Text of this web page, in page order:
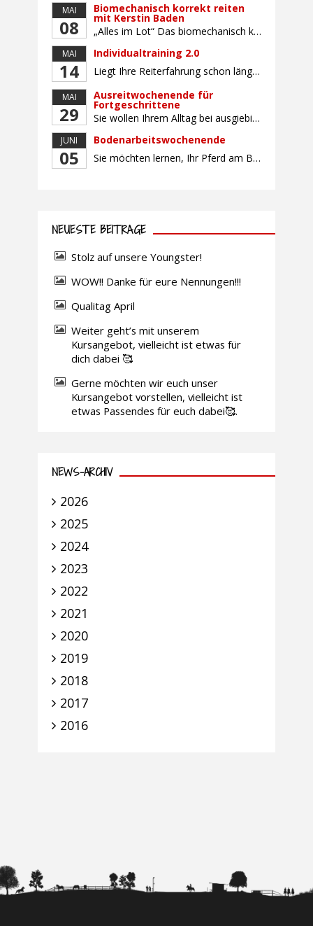
MAI
08
Biomechanisch korrekt reiten
mit Kerstin Baden
„Alles im Lot“ Das biomechanisch korrekte Reiten vereint viele wichtige Erkenntnisse der Reitkunst und der Physiologie von Pferd und Reiter miteinander. Ziel ist die größtmögliche Symmetrie des Reiters, denn erst wenn „alles im Lot“ ist, kann das Pferd den Reiter ausbalanciert und losgelassen tragen. Dafür muss der Reiter lernen, die Reaktionen seines Pferdes auf seinen […]
MAI
14
Individualtraining 2.0
Liegt Ihre Reiterfahrung schon länger zurück oder fühlen Sie sich noch nicht richtig fit? Oder sind Sie bereits ein sicherer Reiter und freuen sich auf weiterführenden Unterricht? Training für Reiter:innen mit unterschiedlicher Reiterfahrung, auf die Wünsche und Kenntnisse des Einzelnen abgestimmt. Ein abwechslungsreiches Programm mit individuellem Reitunterricht mit unterschiedlichen Schwerpunkten und für Fortgeschrittene auch mit […]
MAI
29
Ausreitwochenende für
Fortgeschrittene
Sie wollen Ihrem Alltag bei ausgiebigen Ritten durch unser wunderschönes Gelände entfliehen? Dann ist das Ausreitwochenende genau das Richtige. Geübte und sichere Reiter und Reiterinnen genießen die herrliche Natur unter erfahrener Rittführung. Teilnahme mit Leih- oder eigenem Pferd möglich. Mindestteilnehmerzahl: 5 Personen
JUNI
05
Bodenarbeitswochenende
Sie möchten lernen, Ihr Pferd am Boden gezielt zu gymnastizieren und durch feine Kommunikation zu führen? Dieser Kurs vermittelt, wie gezieltes und korrektes Longieren zur gymnastizierenden Arbeit mit dem Pferd beitragen. Wir arbeiten mit Hilfe eines Kappzaums – ohne Ausbinder oder andere Hilfszügel. Im Mittelpunkt stehen feine Kommunikation, klare Körpersprache und präzise Hilfengebung mit dem […]
NEUESTE BEITRÄGE
Stolz auf unsere Youngster!
WOW!! Danke für eure Nennungen!!!
Qualitag April
Weiter geht’s mit unserem
Kursangebot, vielleicht ist etwas für
dich dabei 🥰
Gerne möchten wir euch unser
Kursangebot vorstellen, vielleicht ist
etwas Passendes für euch dabei🥰.
NEWS-ARCHIV
2026
2025
2024
2023
2022
2021
2020
2019
2018
2017
2016